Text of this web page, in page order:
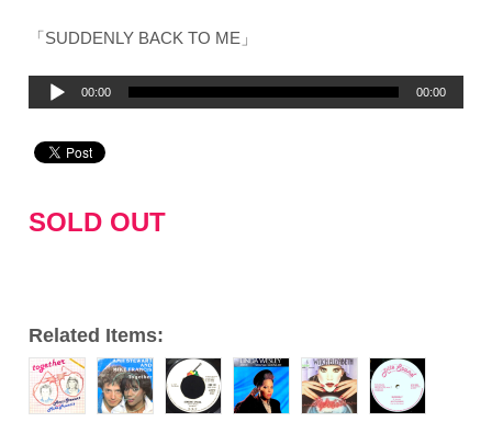
「SUDDENLY BACK TO ME」
プ
ヤ
00:00 00:00
SOLD OUT
Related Items: